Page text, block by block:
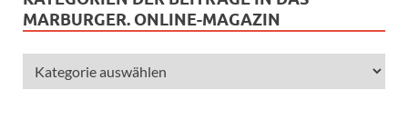
MARBURGER. ONLINE-MAGAZIN